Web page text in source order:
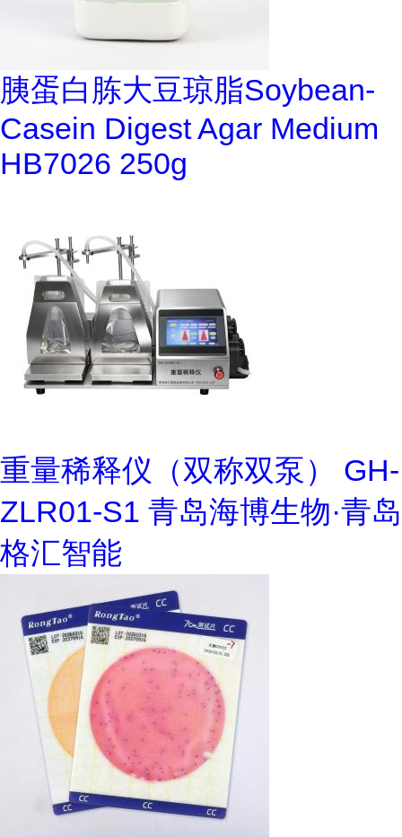
胰蛋白胨大豆琼脂Soybean-
Casein Digest Agar Medium
HB7026 250g
重量稀释仪（双称双泵） GH-
ZLR01-S1 青岛海博生物·青岛
格汇智能